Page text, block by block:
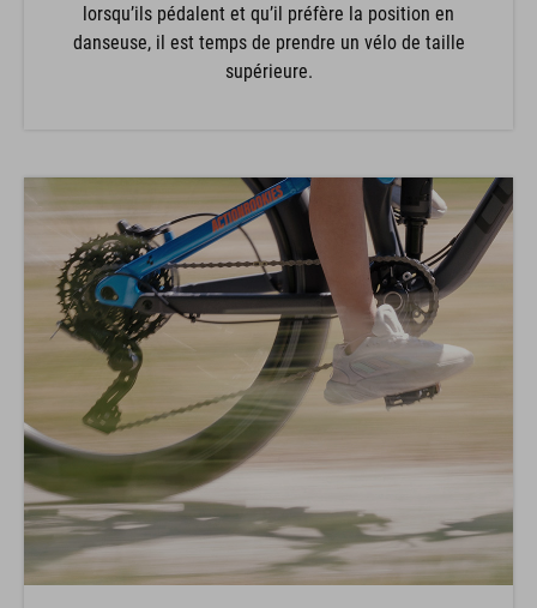
lorsqu’ils pédalent et qu’il préfère la position en
danseuse, il est temps de prendre un vélo de taille
supérieure.